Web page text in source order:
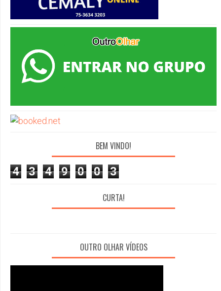
BEM VINDO!
4 3 4 9 0 0 3
CURTA!
OUTRO OLHAR VÍDEOS